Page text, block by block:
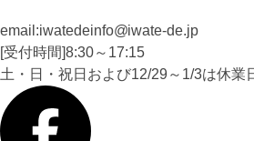
email:iwatedeinfo iwate-de.jp
[受付時間]8:30～17:15
土・日・祝日および12/29～1/3は休業